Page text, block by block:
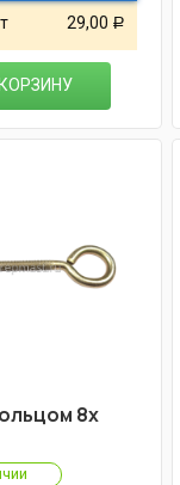
29,00 Р
8х